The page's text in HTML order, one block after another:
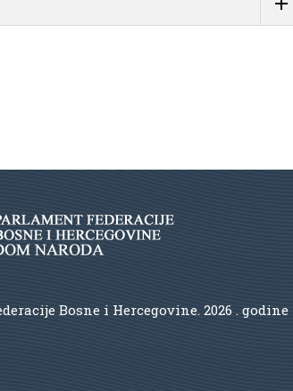
Bosne i Hercegovine.2026 . godine